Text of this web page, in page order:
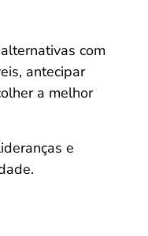
com
antecipar
a melhor
e